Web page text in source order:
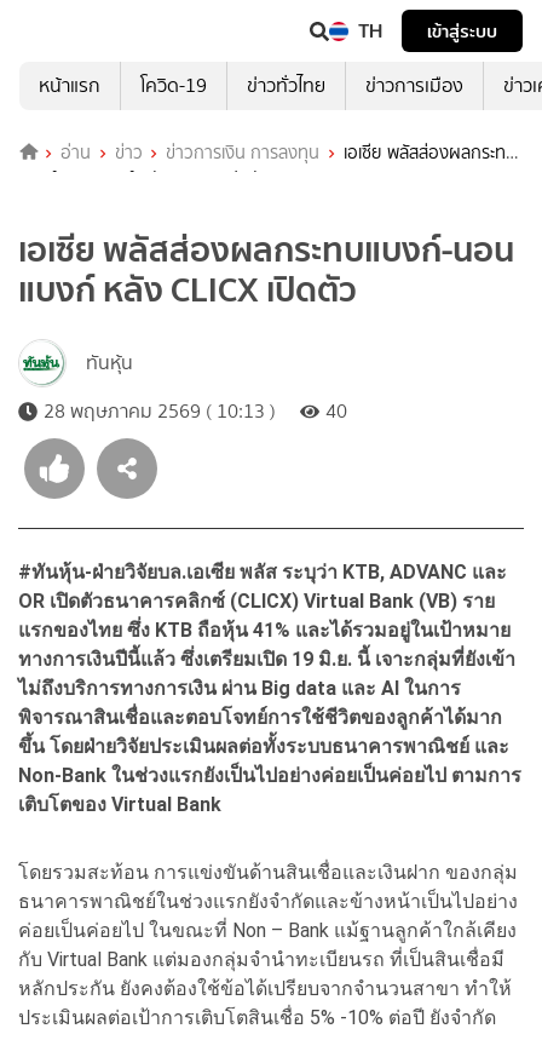
TH
เข้าสู่ระบบ
หน้าแรก
โควิด-19 ข่าวทั่วไทย ข่าวการเมือง ข่าว
อ่าน ข่าว ข่าวการเงิน การลงทุน
เอเซีย พลัสส่องผลกระทบ
แบงก์-นอนแบงก์ หลัง CLICX เปิดตัว
เอเซีย พลัสส่องผลกระทบแบงก์-นอน
แบงก์ หลัง CLICX เปิดตัว
ทันหุ้น
28 พฤษภาคม 2569 ( 10:13 )
40
#ทันหุ้น-ฝ่ายวิจัยบล.เอเซีย พลัส ระบุว่า KTB, ADVANC และ
OR เปิดตัวธนาคารคลิกซ์ (CLICX) Virtual Bank (VB) ราย
แรกของไทย ซึ่ง KTB ถือหุ้น 41% และได้รวมอยู่ในเป้าหมาย
ทางการเงินปีนี้แล้ว ซึ่งเตรียมเปิด 19 มิ.ย. นี้ เจาะกลุ่มที่ยังเข้า
ไม่ถึงบริการทางการเงิน ผ่าน Big data และ AI ในการ
พิจารณาสินเชื่อและตอบโจทย์การใช้ชีวิตของลูกค้าได้มาก
ขึ้น โดยฝ่ายวิจัยประเมินผลต่อทั้งระบบธนาคารพาณิชย์ และ
Non-Bank ในช่วงแรกยังเป็นไปอย่างค่อยเป็นค่อยไป ตามการ
เติบโตของ Virtual Bank
โดยรวมสะท้อน การแข่งขันด้านสินเชื่อและเงินฝาก ของกลุ่ม
ธนาคารพาณิชย์ในช่วงแรกยังจำกัดและข้างหน้าเป็นไปอย่าง
ค่อยเป็นค่อยไป ในขณะที่ Non – Bank แม้ฐานลูกค้าใกล้เคียง
กับ Virtual Bank แต่มองกลุ่มจำนำทะเบียนรถ ที่เป็นสินเชื่อมี
หลักประกัน ยังคงต้องใช้ข้อได้เปรียบจากจำนวนสาขา ทำให้
ประเมินผลต่อเป้าการเติบโตสินเชื่อ 5% -10% ต่อปี ยังจำกัด